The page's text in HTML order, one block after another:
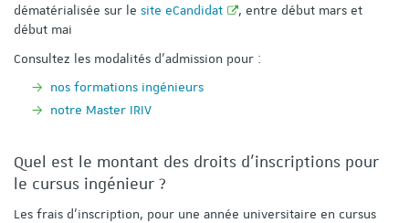
dématérialisée sur le site eCandidat
, entre début mars et
début mai
Consultez les modalités d'admission pour :
nos formations ingénieurs
notre Master IRIV
Quel est le montant des droits d'inscriptions pour
le cursus ingénieur ?
Les frais d’inscription, pour une année universitaire en cursus